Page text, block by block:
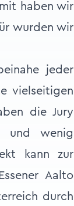
haben wir
wurden wir
jeder
vielseitigen
die Jury
und wenig
kann zur
Aalto
durch